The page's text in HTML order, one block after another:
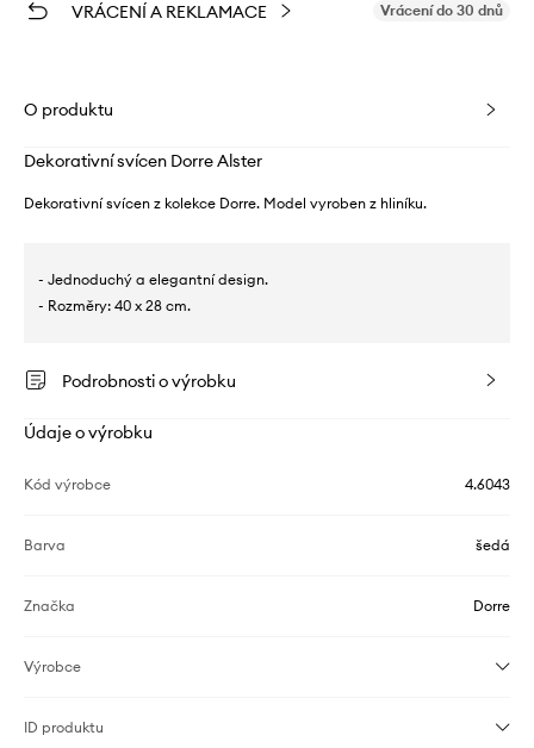
VRÁCENÍ A REKLAMACE Vrácení do 30 dnů
O produktu
Dekorativní svícen Dorre Alster
Dekorativní svícen z kolekce Dorre. Model vyroben z hliníku.
- Jednoduchý a elegantní design.
- Rozměry: 40 x 28 cm.
Podrobnosti o výrobku
Údaje o výrobku
Kód výrobce 4.6043
Barva šedá
Značka Dorre
Výrobce
ID produktu